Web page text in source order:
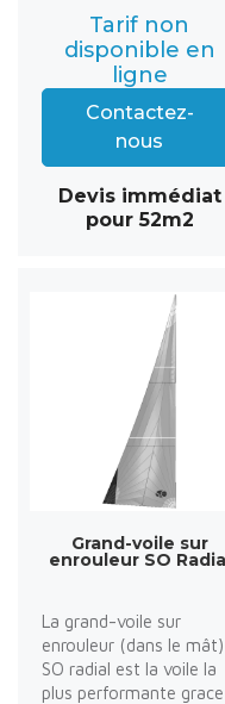
Tarif non
disponible en
ligne
Contactez-
nous
Devis immédiat
pour 52m2
Grand-voile sur
enrouleur SO
La grand-voile sur
enrouleur (dans le mât)
SO radial est la voile la
plus performante grace